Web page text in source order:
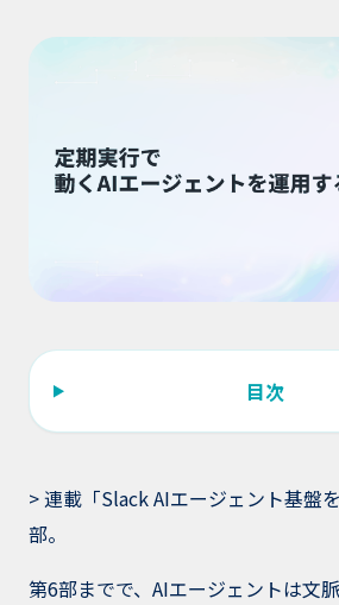
目次
> 連載「Slack AIエージェント基盤
部。
第6部までで、AIエージェントは文